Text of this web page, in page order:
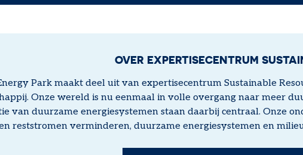
OVER EXPERTISECENTRUM
Park maakt deel uit van expertisecentrum Sustainable
Onze wereld is nu eenmaal in volle overgang naar meer
van duurzame energiesystemen staan daarbij centraal. Onze
reststromen verminderen, duurzame energiesystemen en